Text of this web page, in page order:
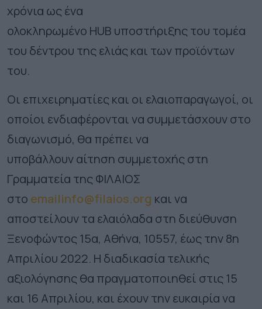
χρόνια ως ένα
ολοκληρωμένο HUB υποστήριξης του τομέα
του δέντρου της ελιάς και των προϊόντων
του.
Οι επιχειρηματίες και οι ελαιοπαραγωγοί, οι
οποίοι ενδιαφέρονται να συμμετάσχουν στο
διαγωνισμό, θα πρέπει να
υποβάλλουναίτηση συμμετοχήςστη
Γραμματεία της ΦΙΛΑΙΟΣ
στο emailinfo@filaios.org καινα
αποστείλουν τα ελαιόλαδα στη διεύθυνση
Ξενοφώντος 15α, Αθήνα, 10557, έως την 8η
Απριλίου 2022. Η διαδικασία τελικής
αξιολόγησης θα πραγματοποιηθεί στις 15
και 16 Απριλίου, και έχουν την ευκαιρία να